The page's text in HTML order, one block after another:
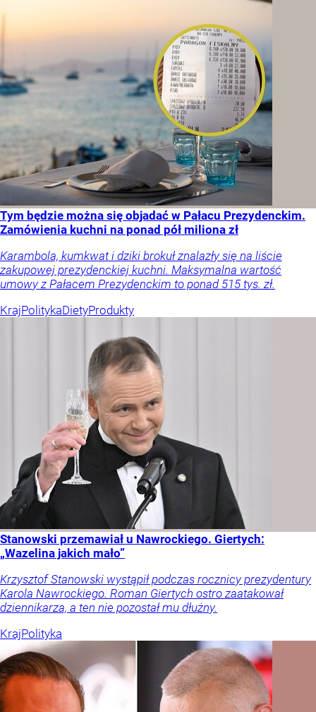
Tym będzie można się objadać w Pałacu Prezydenckim.
Zamówienia kuchni na ponad pół miliona zł
Karambola, kumkwat i dziki brokuł znalazły się na liście
zakupowej prezydenckiej kuchni. Maksymalna wartość
umowy z Pałacem Prezydenckim to ponad 515 tys. zł.
KrajPolitykaDietyProdukty
Stanowski przemawiał u Nawrockiego. Giertych:
„Wazelina jakich mało”
Krzysztof Stanowski wystąpił podczas rocznicy prezydentury
Karola Nawrockiego. Roman Giertych ostro zaatakował
dziennikarza, a ten nie pozostał mu dłużny.
KrajPolityka